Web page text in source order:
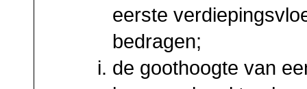
eerste
bedragen;
de goothoogte van